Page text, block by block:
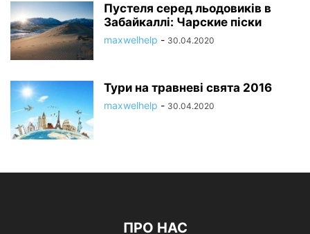
Пустеля серед льодовиків в
Забайкаллі: Чарские піски
maxwelhelp - 30.04.2020
Тури на травневі свята 2016
maxwelhelp - 30.04.2020
ПРО НАС